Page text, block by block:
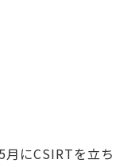
にCSIRTを立ち